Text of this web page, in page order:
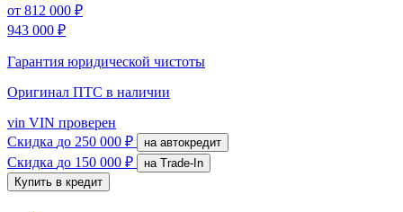
от 812 000 ₽
943 000 ₽
Гарантия юридической чистоты
Оригинал ПТС в наличии
vin VIN проверен
Скидка до 250 000 ₽ на автокредит
Скидка до 150 000 ₽
на Trade-In
Купить в кредит